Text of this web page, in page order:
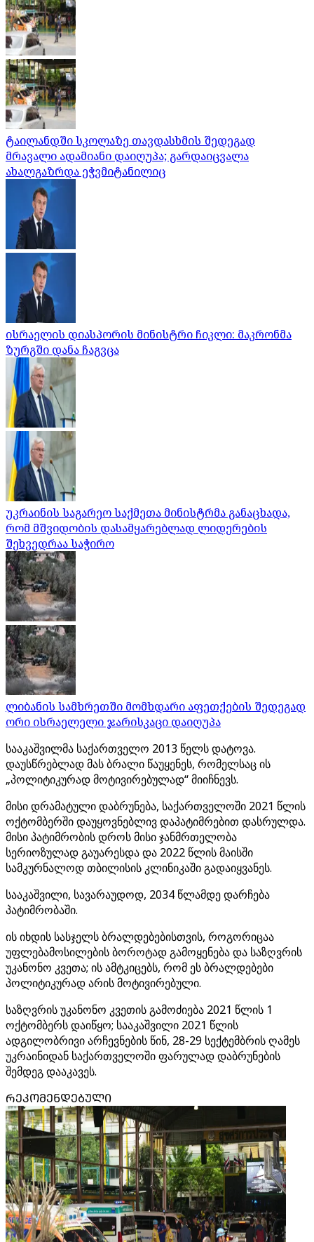
ტაილანდში სკოლაზე თავდასხმის შედეგად
მრავალი ადამიანი დაიღუპა; გარდაიცვალა
ახალგაზრდა ეჭვმიტანილიც
ისრაელის დიასპორის მინისტრი ჩიკლი: მაკრონმა
ზურგში დანა ჩაგვცა
უკრაინის საგარეო საქმეთა მინისტრმა განაცხადა,
რომ მშვიდობის დასამყარებლად ლიდერების
შეხვედრაა საჭირო
ლიბანის სამხრეთში მომხდარი აფეთქების შედეგად
ორი ისრაელელი ჯარისკაცი დაიღუპა
სააკაშვილმა საქართველო 2013 წელს დატოვა.
დაუსწრებლად მას ბრალი წაუყენეს, რომელსაც ის
„პოლიტიკურად მოტივირებულად“ მიიჩნევს.
მისი დრამატული დაბრუნება, საქართველოში 2021 წლის
ოქტომბერში დაუყოვნებლივ დაპატიმრებით დასრულდა.
მისი პატიმრობის დროს მისი ჯანმრთელობა
სერიოზულად გაუარესდა და 2022 წლის მაისში
სამკურნალოდ თბილისის კლინიკაში გადაიყვანეს.
სააკაშვილი, სავარაუდოდ, 2034 წლამდე დარჩება
პატიმრობაში.
ის იხდის სასჯელს ბრალდებებისთვის, როგორიცაა
უფლებამოსილების ბოროტად გამოყენება და საზღვრის
უკანონო კვეთა; ის ამტკიცებს, რომ ეს ბრალდებები
პოლიტიკურად არის მოტივირებული.
საზღვრის უკანონო კვეთის გამოძიება 2021 წლის 1
ოქტომბერს დაიწყო; სააკაშვილი 2021 წლის
ადგილობრივი არჩევნების წინ, 28-29 სექტემბრის ღამეს
უკრაინიდან საქართველოში ფარულად დაბრუნების
შემდეგ დააკავეს.
ᲠᲔᲙᲝᲛᲔᲜᲓᲔᲑᲣᲚᲘ